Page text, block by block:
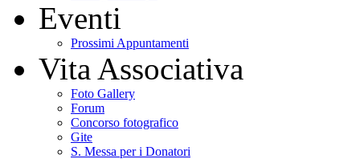
Eventi
Prossimi Appuntamenti
Vita Associativa
Foto Gallery
Forum
Concorso fotografico
Gite
S. Messa per i Donatori